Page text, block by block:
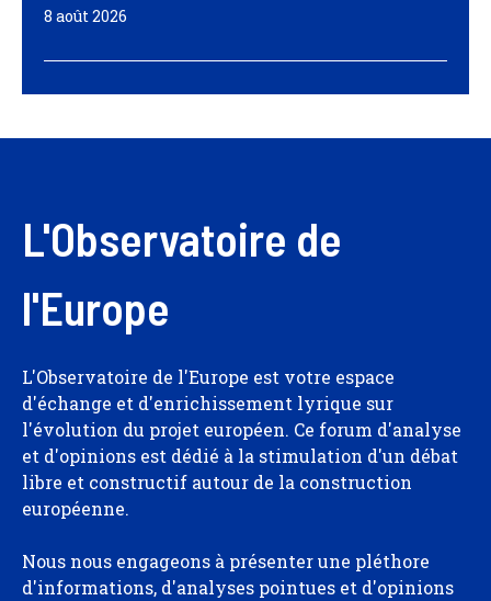
8 août 2026
L'Observatoire de
l'Europe
L'Observatoire de l'Europe est votre espace
d'échange et d'enrichissement lyrique sur
l'évolution du projet européen. Ce forum d'analyse
et d'opinions est dédié à la stimulation d'un débat
libre et constructif autour de la construction
européenne.
Nous nous engageons à présenter une pléthore
d'informations, d'analyses pointues et d'opinions